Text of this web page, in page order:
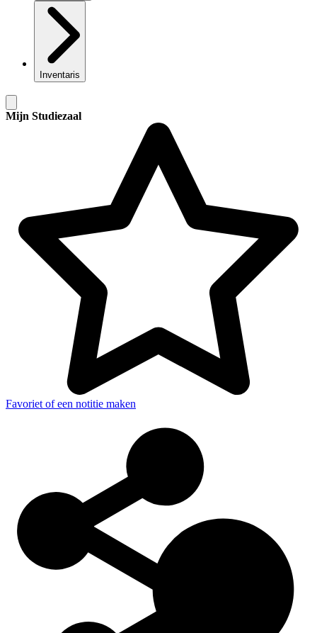
Inventaris
Mijn Studiezaal
Favoriet of een notitie maken